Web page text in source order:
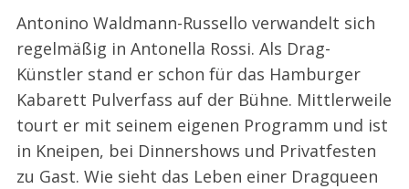
Antonino Waldmann-Russello verwandelt sich
regelmäßig in Antonella Rossi. Als Drag-
Künstler stand er schon für das Hamburger
Kabarett Pulverfass auf der Bühne. Mittlerweile
tourt er mit seinem eigenen Programm und ist
in Kneipen, bei Dinnershows und Privatfesten
zu Gast. Wie sieht das Leben einer Dragqueen